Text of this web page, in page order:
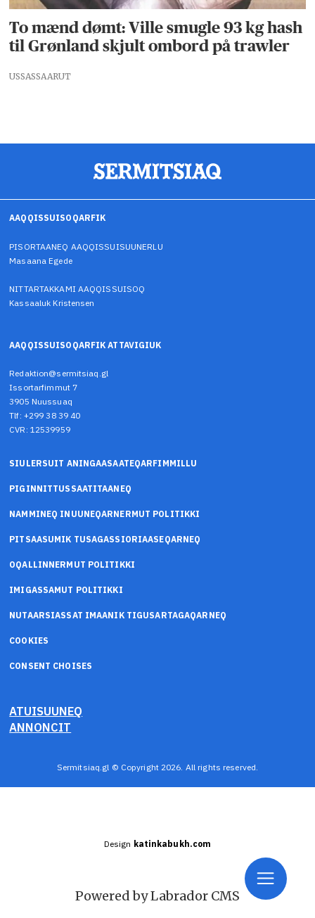
To mænd dømt: Ville smugle 93 kg hash
til Grønland skjult ombord på trawler
USSASSAARUT
AAQQISSUISOQARFIK
PISORTAANEQ AAQQISSUISUUNERLU
Masaana Egede
NITTARTAKKAMI AAQQISSUISOQ
Kassaaluk Kristensen
AAQQISSUISOQARFIK ATTAVIGIUK
Redaktion@sermitsiaq.gl
Issortarfimmut 7
3905 Nuussuaq
Tlf: +299 38 39 40
CVR: 12539959
SIULERSUIT ANINGAASAATEQARFIMMILLU
PIGINNITTUSSAATITAANEQ
NAMMINEQ INUUNEQARNERMUT POLITIKKI
PITSAASUMIK TUSAGASSIORIAASEQARNEQ
OQALLINNERMUT POLITIKKI
IMIGASSAMUT POLITIKKI
NUTAARSIASSAT IMAANIK TIGUSARTAGAQARNEQ
COOKIES
CONSENT CHOISES
ATUISUUNEQ
ANNONCIT
Sermitsiaq.gl © Copyright 2026. All rights reserved.
Design katinkabukh.com
Powered by Labrador CMS